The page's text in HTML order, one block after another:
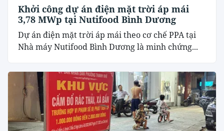
Khởi công dự án điện mặt trời áp mái
3,78 MWp tại Nutifood Bình Dương
Dự án điện mặt trời áp mái theo cơ chế PPA tại
Nhà máy Nutifood Bình Dương là minh chứng...